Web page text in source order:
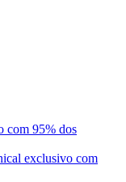
com 95% dos
exclusivo com